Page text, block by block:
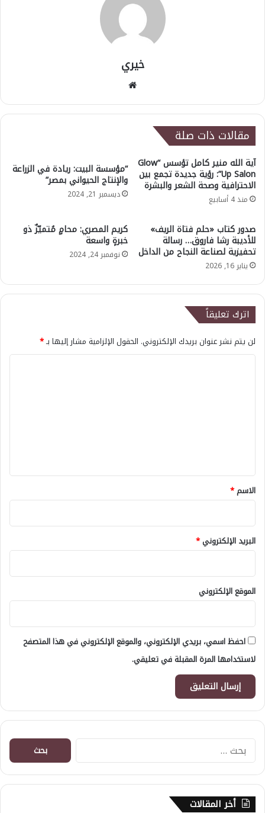
خيري
مقالات ذات صلة
آية الله منير كامل تؤسس “Glow
Up Salon”: رؤية جديدة تجمع بين
الاحترافية وصحة الشعر والبشرة
منذ 4 أسابيع
“مؤسسة البيت: ريادة في الزراعة
والإنتاج الحيواني بمصر”
ديسمبر 21, 2024
صدور كتاب «حلم فتاة الريف»
للأديبة رشا فاروق… رسالة
تحفيزية لصناعة النجاح من الداخل
يناير 16, 2026
كريم المصري: محامٍ مُتميّزٌ ذو
خبرةٍ واسعة
نوفمبر 24, 2024
اترك تعليقاً
لن يتم نشر عنوان بريدك الإلكتروني. الحقول الإلزامية مشار إليها بـ*
*
الاسم*
البريد الإلكتروني*
الموقع الإلكتروني
احفظ اسمي، بريدي الإلكتروني، والموقع الإلكتروني في هذا المتصفح
لاستخدامها المرة المقبلة في تعليقي.
البحث
عن:
أخر المقالات